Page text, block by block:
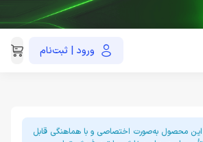
ورود | ثبت‌نام021-91035390
این محصول به‌صورت اختصاصی و با هماهنگی قابل